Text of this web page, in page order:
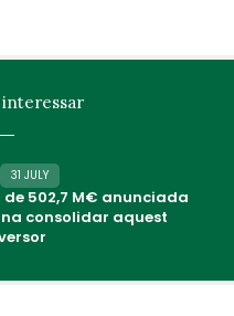
31 JULY
502,7 M€ anunciada
consolidar aquest